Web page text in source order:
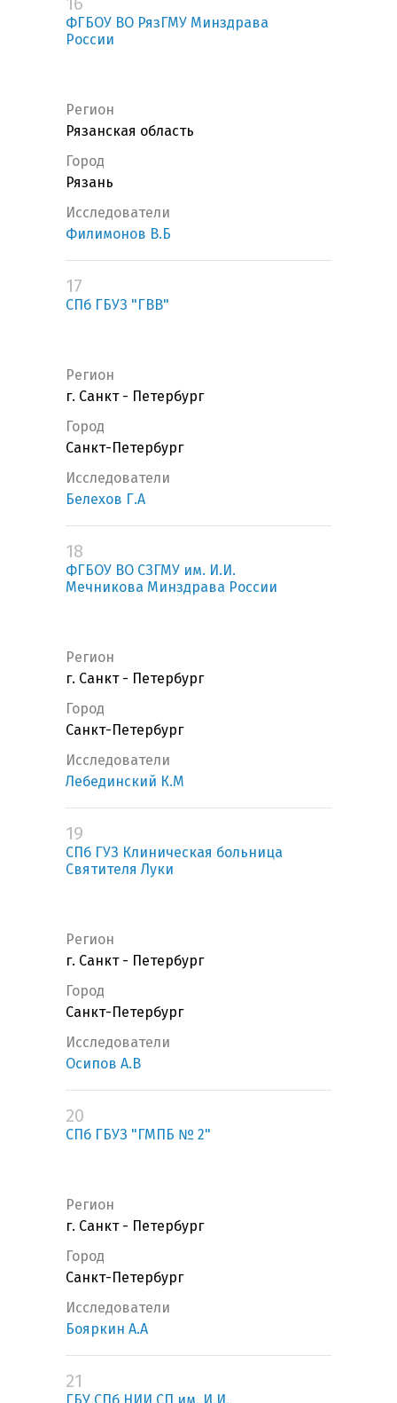
ФГБОУ ВО РязГМУ Минздрава
России
Регион
Рязанская область
Город
Рязань
Исследователи
Филимонов В.Б
17
СПб ГБУЗ "ГВВ"
Регион
г. Санкт - Петербург
Город
Санкт-Петербург
Исследователи
Белехов Г.А
18
ФГБОУ ВО СЗГМУ им. И.И.
Мечникова Минздрава России
Регион
г. Санкт - Петербург
Город
Санкт-Петербург
Исследователи
Лебединский К.М
19
СПб ГУЗ Клиническая больница
Святителя Луки
Регион
г. Санкт - Петербург
Город
Санкт-Петербург
Исследователи
Осипов А.В
20
СПб ГБУЗ "ГМПБ № 2"
Регион
г. Санкт - Петербург
Город
Санкт-Петербург
Исследователи
Бояркин А.А
21